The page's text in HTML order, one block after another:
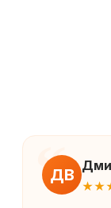
ДВ